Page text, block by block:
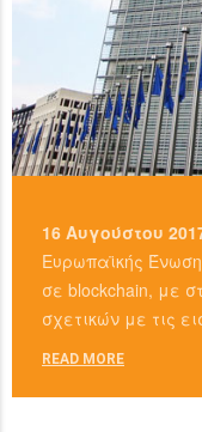
16 Αυγούστου
Ευρωπαϊκής
σε blockchain, με
σχετικών με τις
READ MORE